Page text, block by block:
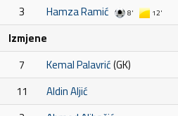
3 Hamza Ramić 8' 12'
Izmjene
7
Kemal Palavrić(GK)
11
Aldin Aljić